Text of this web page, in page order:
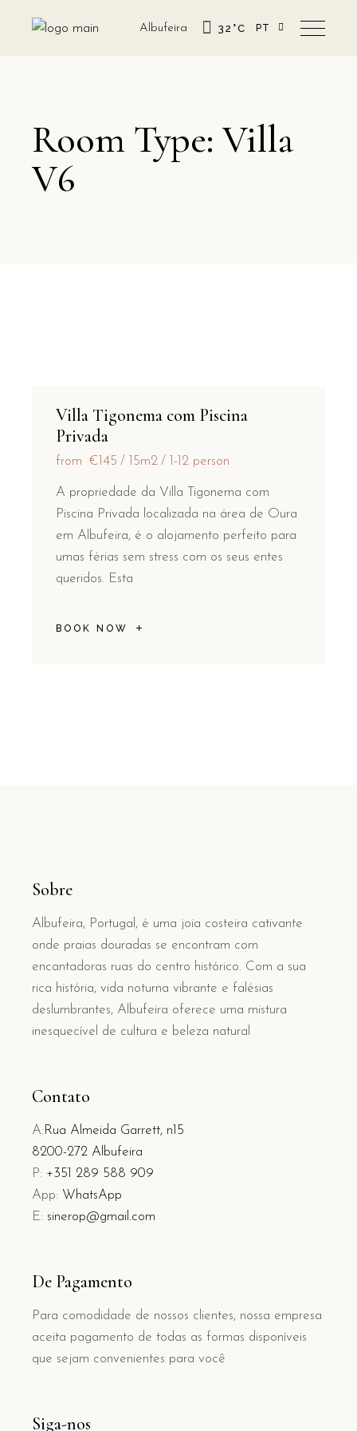
Albufeira 32 °C PT
Room Type: Villa
V6
Villa Tigonema com Piscina
Privada
from €145 15m2 1-12 person
A propriedade da Villa Tigonema com
Piscina Privada localizada na área de Oura
em Albufeira, é o alojamento perfeito para
umas férias sem stress com os seus entes
queridos. Esta
BOOK NOW
Sobre
Albufeira, Portugal, é uma joia costeira cativante
onde praias douradas se encontram com
encantadoras ruas do centro histórico. Com a sua
rica história, vida noturna vibrante e falésias
deslumbrantes, Albufeira oferece uma mistura
inesquecível de cultura e beleza natural
Contato
A: Rua Almeida Garrett, n15
8200-272 Albufeira
P: +351 289 588 909
App: WhatsApp
E: sinerop@gmail.com
De Pagamento
Para comodidade de nossos clientes, nossa empresa
aceita pagamento de todas as formas disponíveis
que sejam convenientes para você
Siga-nos